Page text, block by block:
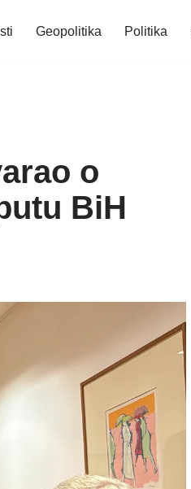
Geopolitika Politika
o
BiH